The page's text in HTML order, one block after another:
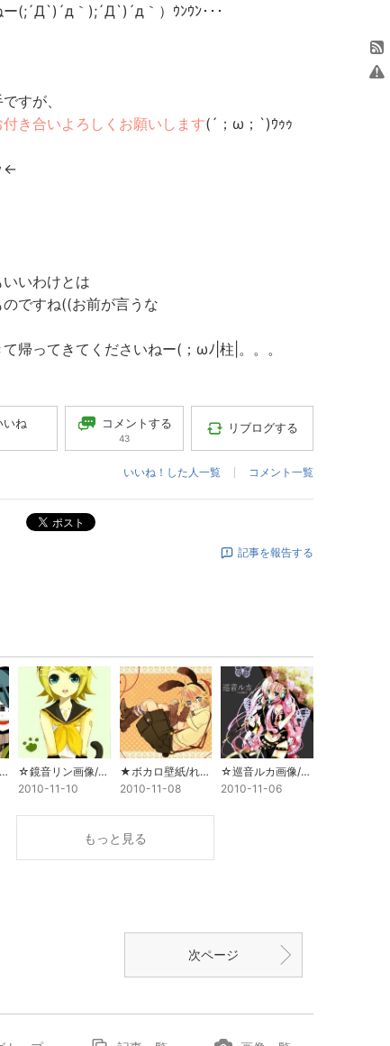
ー(;´Д`)´д｀);´Д`)´д｀）ｳﾝｳﾝ･･･
すが、
き合いよろしくお願いします(´；ω；`)ｳｩｩ
←
いわけとは
のですね((お前が言うな
帰ってきてくださいねー(；ωﾉ|柱|。。。
いね コメントする
43
リブログする
いいね！した人一覧 コメント一覧
ポスト
記事を報告する
☆MEIKO画像/質問(´・ω・`)☆
☆鏡音リン画像/言いたい事がたくさん・・ｗ☆
2010-11-10
★ボカロ壁紙/れんきゅん♡(鏡音レン)画像★
2010-11-08
☆巡音ルカ画像/治らぬ解せぬ☆
2010-11-06
もっと見る
次ページ